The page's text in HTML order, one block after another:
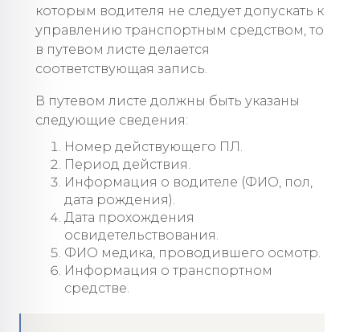
которым водителя не следует допускать к
управлению транспортным средством, то
в путевом листе делается
соответствующая запись.
В путевом листе должны быть указаны
следующие сведения:
Номер действующего ПЛ.
Период действия.
Информация о водителе (ФИО, пол,
дата рождения).
Дата прохождения
освидетельствования.
ФИО медика, проводившего осмотр.
Информация о транспортном
средстве.